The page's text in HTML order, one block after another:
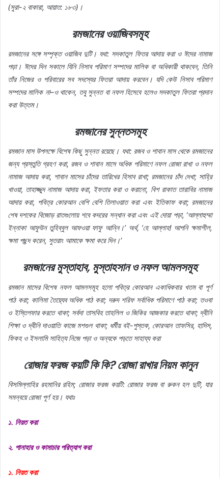
(সুরা-২ বাকারা, আয়াত: ১৮৩)।
রমজানের ওয়াজিবসমূহ
রমজানের সঙ্গে সম্পৃক্ত ওয়াজিব দুটি। যথা: সদকাতুল ফিতর আদায় করা ও ঈদের নামাজ
পড়া। ঈদের দিন সকালে যিনি নিসাব পরিমাণ সম্পদের মালিক বা অধিকারী থাকবেন, তিনি
তাঁর নিজের ও পরিবারের সব সদস্যের ফিতরা আদায় করবেন। যদি কেউ নিসাব পরিমাণ
সম্পদের মালিক না–ও থাকেন, তবু সুন্নত বা নফল হিসেবে হলেও সদকাতুল ফিতরা প্রদান
করা উত্তম।
রমজানের সুন্নতসমূহ
রমজান মাস উপলক্ষে বিশেষ কিছু সুন্নত রয়েছে। যথা: রজব ও শাবান মাস থেকে রমজানের
জন্য প্রস্তুতি গ্রহণ করা, রজব ও শাবান মাসে অধিক পরিমাণে নফল রোজা রাখা ও নফল
নামাজ আদায় করা, শাবান মাসের চাঁদের তারিখের হিসাব রাখা; রমজানের চাঁদ দেখা; সাহ্রি
খাওয়া, তাহাজ্জুদ নামাজ আদায় করা, ইফতার করা ও করানো, বিশ রাকাত তারাবির নামাজ
আদায় করা, পবিত্র কোরআন বেশি বেশি তিলাওয়াত করা এবং ইতিকাফ করা; রমজানের
শেষ দশকের বিজোড় রাতগুলোয় শবে কদরের সন্ধান করা এবং এই দোয়া পড়া, ‘আল্লাহুম্মা
ইন্নাকা আফুউন তুহিব্বুল আফওয়া ফাফু আন্নি।’ অর্থ, ‘হে আল্লাহ! আপনি ক্ষমাশীল,
ক্ষমা পছন্দ করেন, সুতরাং আমাকে ক্ষমা করে দিন।’
রমজানের মুস্তাহাব, মুস্তাহসান ও নফল আমলসমূহ
রমজান মাসের বিশেষ নফল আমলসমূহ হলো পবিত্র কোরআন একাধিকবার খতম বা পূর্ণ
পাঠ করা; কালিমা তৈয়্যেব অধিক পাঠ করা; দরুদ শরিফ সর্বাধিক পরিমাণে পাঠ করা; তওবা
ও ইস্তিগফার করতে থাকা; সর্বদা তাসবিহ তাহলিল ও জিকির আজকার করতে থাকা; দ্বীনি
শিক্ষা ও দ্বীনি দাওয়াতি কাজে মশগুল থাকা; ধর্মীয় বই-পুস্তক, কোরআন তাফসির, হাদিস,
ফিকহ ও ইসলামি সাহিত্য নিজে পড়া ও অন্যকে পড়তে সাহায্য করা
রোজার ফরজ কয়টি কি কি? রোজা রাখার নিয়ম কানুন
বিসমিল্লাহির রহমানির রহিম; রোজার ফরজ কয়টি: রোজার ফরজ বা রুকন হল দুটি, যার
সমন্বয়ে রোজা পূর্ণ হয়। যথাঃ
১. নিয়ত করা
২. পানাহার ও কামাচার পরিত্যাগ করা
১. নিয়ত করা